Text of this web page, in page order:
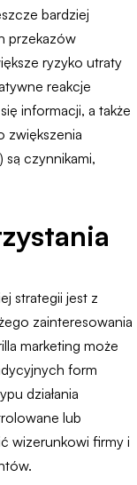
bardziej
przekazów
ryzyko utraty
reakcje
informacji, a także
zwiększenia
są czynnikami,
strategii jest z
zainteresowania
marketing może
form
działania
lub
wizerunkowi firmy i